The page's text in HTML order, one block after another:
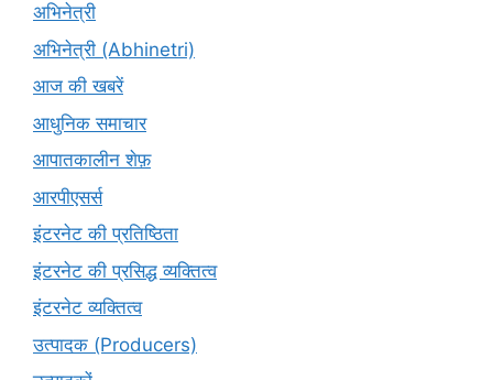
अभिनेत्री
अभिनेत्री (Abhinetri)
आज की खबरें
आधुनिक समाचार
आपातकालीन शेफ़
आरपीएसर्स
इंटरनेट की प्रतिष्ठिता
इंटरनेट की प्रसिद्ध व्यक्तित्व
इंटरनेट व्यक्तित्व
उत्पादक (Producers)